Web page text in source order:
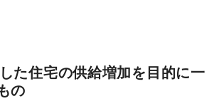
た住宅の供給増加を目的に一
の